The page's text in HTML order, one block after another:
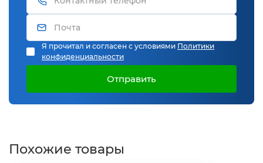
Я прочитал и согласен с условиями Политики
конфиденциальности
Отправить
Похожие товары